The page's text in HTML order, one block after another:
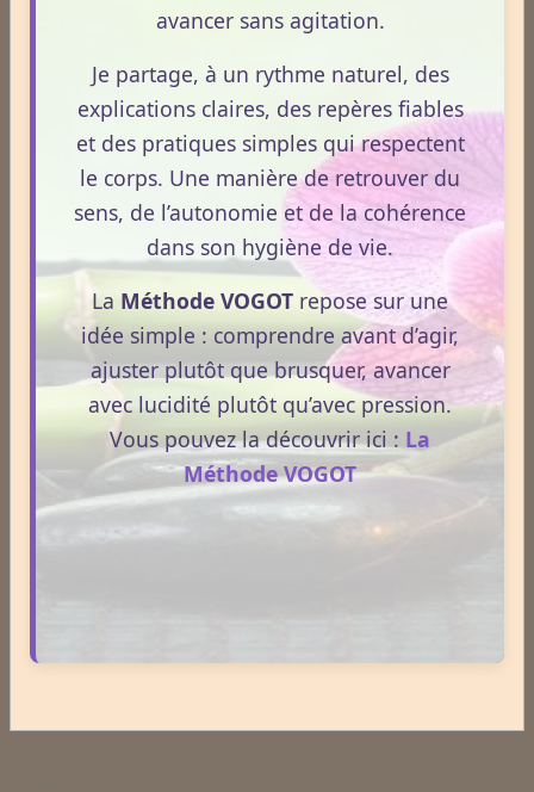
Plantes / affections
Acouphènes
Addiction
Allergies
Aphrodisiaque
avancer sans agitation.
Je partage, à un rythme naturel, des
explications claires, des repères fiables
et des pratiques simples qui respectent
le corps. Une manière de retrouver du
sens, de l’autonomie et de la cohérence
dans son hygiène de vie.
La Méthode VOGOT repose sur une
idée simple : comprendre avant d’agir,
ajuster plutôt que brusquer, avancer
avec lucidité plutôt qu’avec pression.
Vous pouvez la découvrir ici : La
Méthode VOGOT